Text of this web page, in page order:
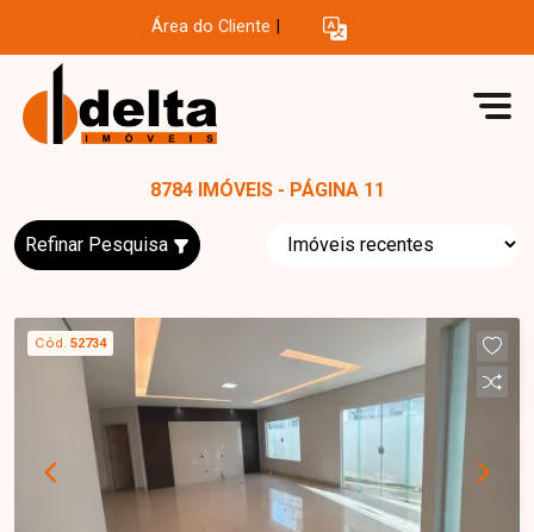
Área do Cliente
8784 IMÓVEIS - PÁGINA 11
Refinar Pesquisa
Cód. 52734